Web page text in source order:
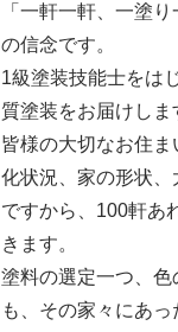
「一軒一軒、一塗
の信念です。
1級塗装技能士をは
質塗装をお届けしま
皆様の大切なお住
化状況、家の形状、
ですから、100軒あ
きます。
塗料の選定一つ、
も、その家々にあ